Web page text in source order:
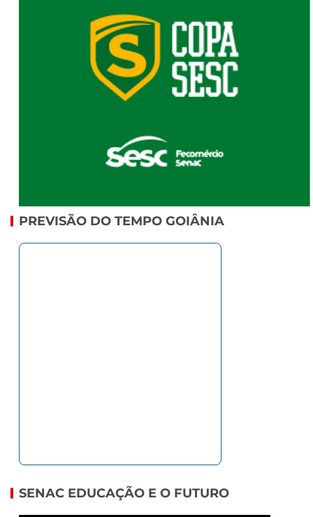
PREVISÃO DO TEMPO GOIÂNIA
SENAC EDUCAÇÃO E O FUTURO